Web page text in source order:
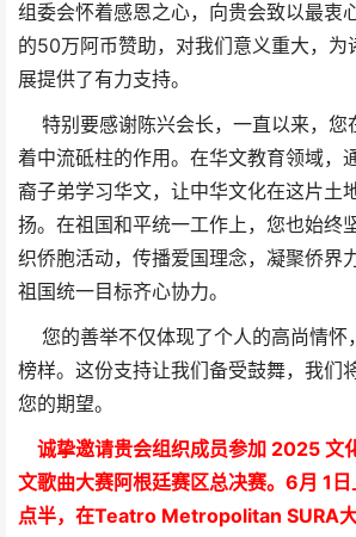
组委会怀着感恩之心，向贵会致以最衷
的50万阿币赞助，对我们意义重大，为
展提供了有力支持。
特别要感谢陈兴会长，一直以来，您
着中流砥柱的作用。在华文教育领域，
裔子弟学习华文，让中华文化在这片土
扬。在祖国和平统一工作上，您也始终
织侨胞活动，传播爱国理念，凝聚侨界
祖国统一目标齐心协力。
您的善举不仅体现了个人的高尚情怀
榜样。这份支持让我们备受鼓舞，我们
您的期望。
诚挚邀请贵会组织成员参加 2025 文
文歌曲大赛阿根廷赛区总决赛。6月 1
点半，在Teatro Metropolitan SURA大